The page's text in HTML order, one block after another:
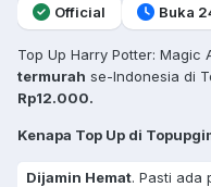
Official Buka
Top Up Harry Potter: Magic
termurah se-Indonesia di
Rp12.000.
Kenapa Top Up di
Dijamin Hemat. Pasti ada